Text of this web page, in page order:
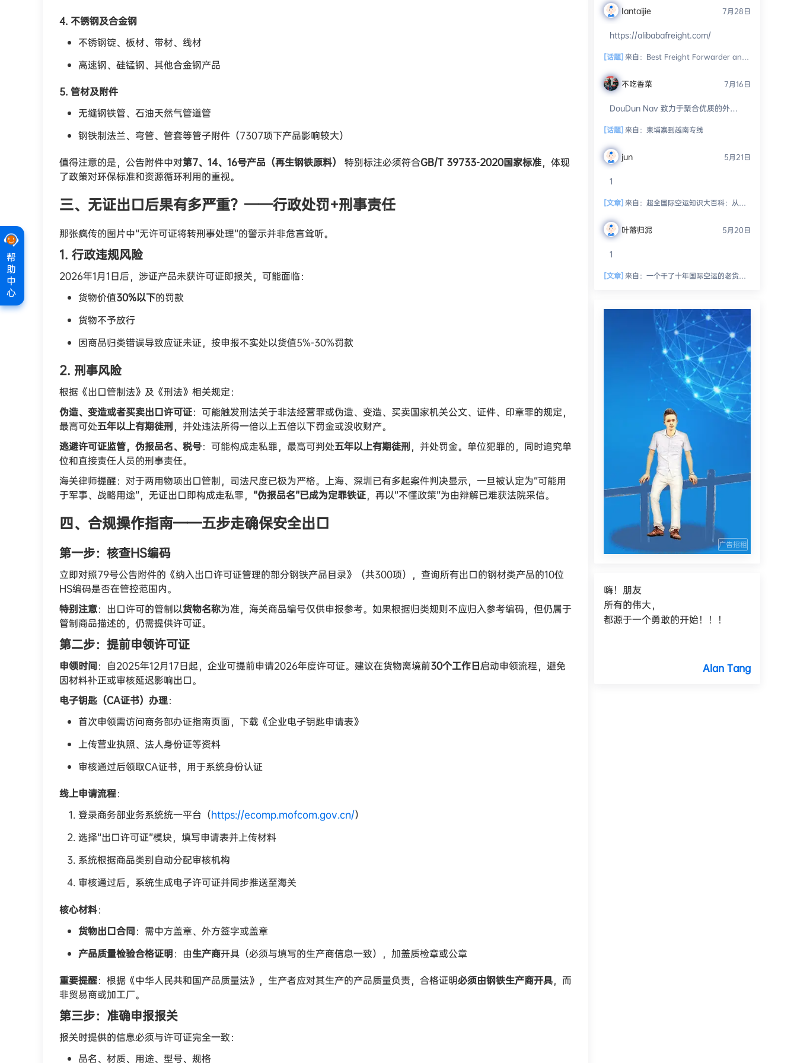
帮
助
中
心
4. 不锈钢及合金钢
不锈钢锭、板材、带材、线材
高速钢、硅锰钢、其他合金钢产品
5. 管材及附件
无缝钢铁管、石油天然气管道管
钢铁制法兰、弯管、管套等管子附件（7307项下产品影响较大）
值得注意的是，公告附件中对第7、14、16号产品（再生钢铁原料） 特别标注必须符合GB/T 39733-2020国家标准，体现
了政策对环保标准和资源循环利用的重视。
三、无证出口后果有多严重？——行政处罚+刑事责任
那张疯传的图片中“无许可证将转刑事处理”的警示并非危言耸听。
1. 行政违规风险
2026年1月1日后，涉证产品未获许可证即报关，可能面临：
货物价值30%以下的罚款
货物不予放行
因商品归类错误导致应证未证，按申报不实处以货值5%-30%罚款
2. 刑事风险
根据《出口管制法》及《刑法》相关规定：
伪造、变造或者买卖出口许可证：可能触发刑法关于非法经营罪或伪造、变造、买卖国家机关公文、证件、印章罪的规定，
最高可处五年以上有期徒刑，并处违法所得一倍以上五倍以下罚金或没收财产。
逃避许可证监管，伪报品名、税号：可能构成走私罪，最高可判处五年以上有期徒刑，并处罚金。单位犯罪的，同时追究单
位和直接责任人员的刑事责任。
海关律师提醒：对于两用物项出口管制，司法尺度已极为严格。上海、深圳已有多起案件判决显示，一旦被认定为“可能用
于军事、战略用途”，无证出口即构成走私罪， “伪报品名”已成为定罪铁证，再以“不懂政策”为由辩解已难获法院采信。
四、合规操作指南——五步走确保安全出口
第一步：核查HS编码
立即对照79号公告附件的《纳入出口许可证管理的部分钢铁产品目录》（共300项），查询所有出口的钢材类产品的10位
HS编码是否在管控范围内。
特别注意：出口许可的管制以货物名称为准，海关商品编号仅供申报参考。如果根据归类规则不应归入参考编码，但仍属于
管制商品描述的，仍需提供许可证。
第二步：提前申领许可证
申领时间：自2025年12月17日起，企业可提前申请2026年度许可证。建议在货物离境前30个工作日启动申领流程，避免
因材料补正或审核延迟影响出口。
电子钥匙（CA证书）办理：
首次申领需访问商务部办证指南页面，下载《企业电子钥匙申请表》
上传营业执照、法人身份证等资料
审核通过后领取CA证书，用于系统身份认证
线上申请流程：
登录商务部业务系统统一平台（https://ecomp.mofcom.gov.cn/）
选择“出口许可证”模块，填写申请表并上传材料
系统根据商品类别自动分配审核机构
审核通过后，系统生成电子许可证并同步推送至海关
核心材料：
货物出口合同：需中方盖章、外方签字或盖章
产品质量检验合格证明：由生产商开具（必须与填写的生产商信息一致），加盖质检章或公章
重要提醒：根据《中华人民共和国产品质量法》，生产者应对其生产的产品质量负责，合格证明必须由钢铁生产商开具，而
非贸易商或加工厂。
第三步：准确申报报关
报关时提供的信息必须与许可证完全一致：
品名、材质、用途、型号、规格
Iantaijie 7月28日
https://alibabafreight.com/
[话题]来自： Best Freight Forwarder and Customs Broker
不吃香菜 7月16日
DouDun Nav 致力于聚合优质的外贸
道，并通过人工审核进行精细化分
[话题]来自： 柬埔寨到越南专线 ​
jun 5月21日
1
[文章]来自： 超全国际空运知识大百科：从入门到精通，玩转空中物流！
叶落归泥 5月20日
1
[文章]来自： 一个干了十年国际空运的老货代，跟你絮叨絮叨这一路的坑坑洼洼、人情冷暖、半夜惊醒的冷汗和偶尔尝到的那点甜头
广告招租
嗨！朋友
所有的伟大，
都源于一个勇敢的开始！！！
Alan Tang